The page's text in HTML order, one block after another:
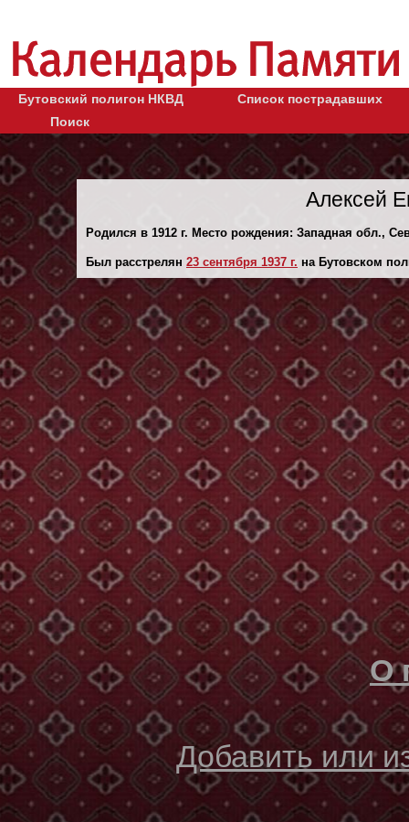
Бутовский полигон НКВД
Список пострадавших
Поиск
Алексей
Родился в 1912 г. Место рождения: Западная обл.,
Был расстрелян 23 сентября 1937 г. на Бутовском
О
Добавить или